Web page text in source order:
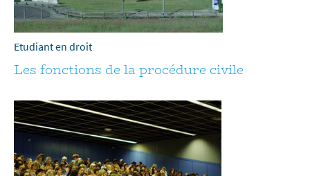
Etudiant en droit
Les fonctions de la procédure civile